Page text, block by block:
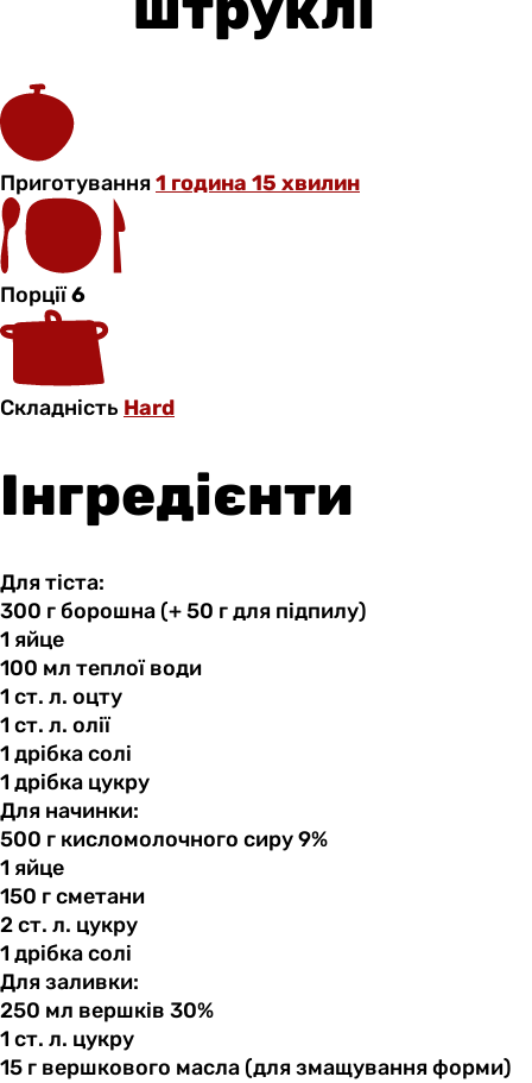
Приготування1 година 15 хвилин
Порції6
Складність Hard
Інгредієнти
Для тіста:
300 г борошна(+ 50 г для підпилу)
1 яйце
100 мл теплоїводи
1 ст. л. оцту
1 ст. л. олії
1 дрібкасолі
1 дрібка цукру
Для начинки:
500 г кисломолочного сиру 9%
1 яйце
150 гсметани
2 ст. л. цукру
1 дрібкасолі
Для заливки:
250 мл вершків 30%
1 ст. л. цукру
15 г вершкового масла (для змащування форми)